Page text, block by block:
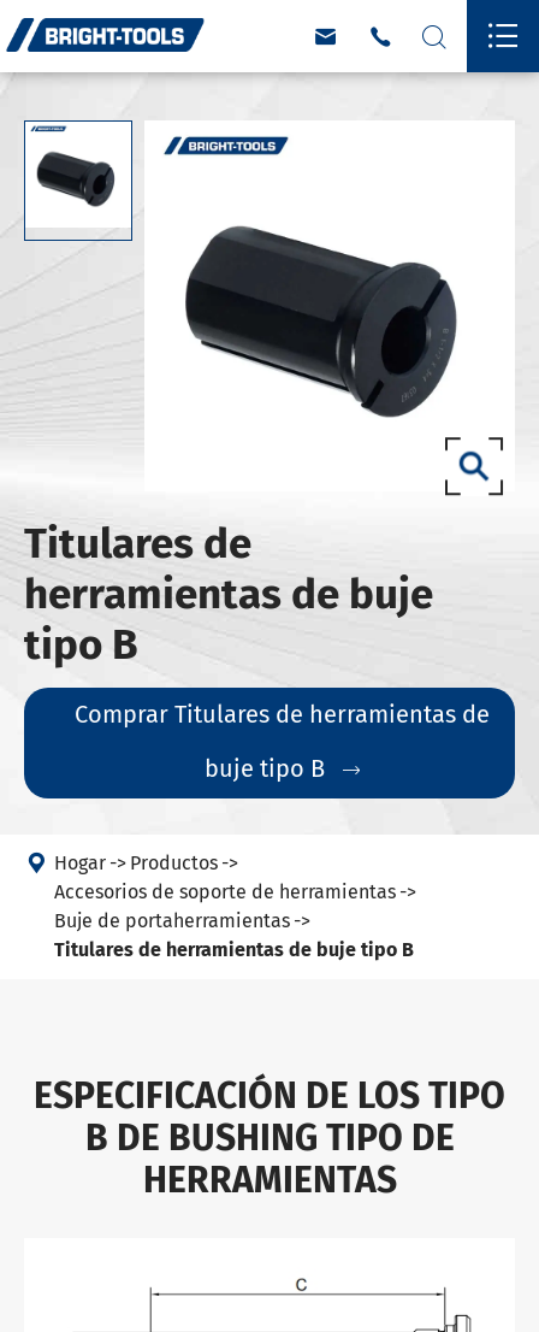
   
Titulares de
herramientas de buje
tipo B
Comprar Titulares de herramientas de
buje tipo B

 Hogar
Productos
Accesorios de soporte de herramientas
Buje de portaherramientas
Titulares de herramientas de buje tipo B
ESPECIFICACIÓN DE LOS TIPO
B DE BUSHING TIPO DE
HERRAMIENTAS